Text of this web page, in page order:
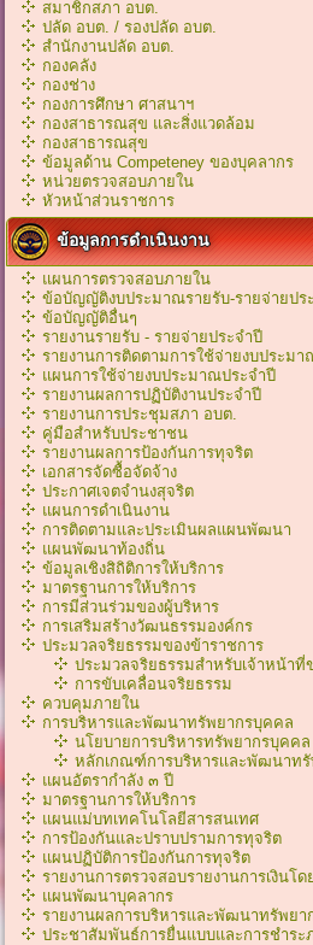
สมาชิกสภา อบต.
ปลัด อบต. / รองปลัด อบต.
สำนักงานปลัด อบต.
กองคลัง
กองช่าง
กองการศึกษา ศาสนาฯ
กองสาธารณสุข และสิ่งแวดล้อม
กองสาธารณสุข
ข้อมูลด้าน Competeney ของบุคลากร
หน่วยตรวจสอบภายใน
หัวหน้าส่วนราชการ
ข้อมูลการดำเนินงาน
แผนการตรวจสอบภายใน
ข้อบัญญัติงบประมาณรายรับ-รายจ่ายปร
ข้อบัญญัติอื่นๆ
รายงานรายรับ - รายจ่ายประจำปี
รายงานการติดตามการใช้จ่ายงบประมา
แผนการใช้จ่ายงบประมาณประจำปี
รายงานผลการปฏิบัติงานประจำปี
รายงานการประชุมสภา อบต.
คู่มือสำหรับประชาชน
รายงานผลการป้องกันการทุจริต
เอกสารจัดซื้อจัดจ้าง
ประกาศเจตจำนงสุจริต
แผนการดำเนินงาน
การติดตามและประเมินผลแผนพัฒนา
แผนพัฒนาท้องถิ่น
ข้อมูลเชิงสิถิติการให้บริการ
มาตรฐานการให้บริการ
การมีส่วนร่วมของผู้บริหาร
การเสริมสร้างวัฒนธรรมองค์กร
ประมวลจริยธรรมของข้าราชการ
ประมวลจริยธรรมสำหรับเจ้าหน้าที่
การขับเคลื่อนจริยธรรม
ควบคุมภายใน
การบริหารและพัฒนาทรัพยากรบุคคล
นโยบายการบริหารทรัพยากรบุคค
หลักเกณฑ์การบริหารเเละพัฒนาท
แผนอัตรากำลัง ๓ ปี
มาตรฐานการให้บริการ
แผนแม่บทเทคโนโลยีสารสนเทศ
การป้องกันและปราบปรามการทุจริต
แผนปฏิบัติการป้องกันการทุจริต
รายงานการตรวจสอบรายงานการเงินโ
แผนพัฒนาบุคลากร
รายงานผลการบริหารและพัฒนาทรัพยา
ประชาสัมพันธ์การยื่นแบบและการชำระ